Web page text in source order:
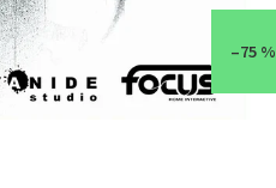
–75 %